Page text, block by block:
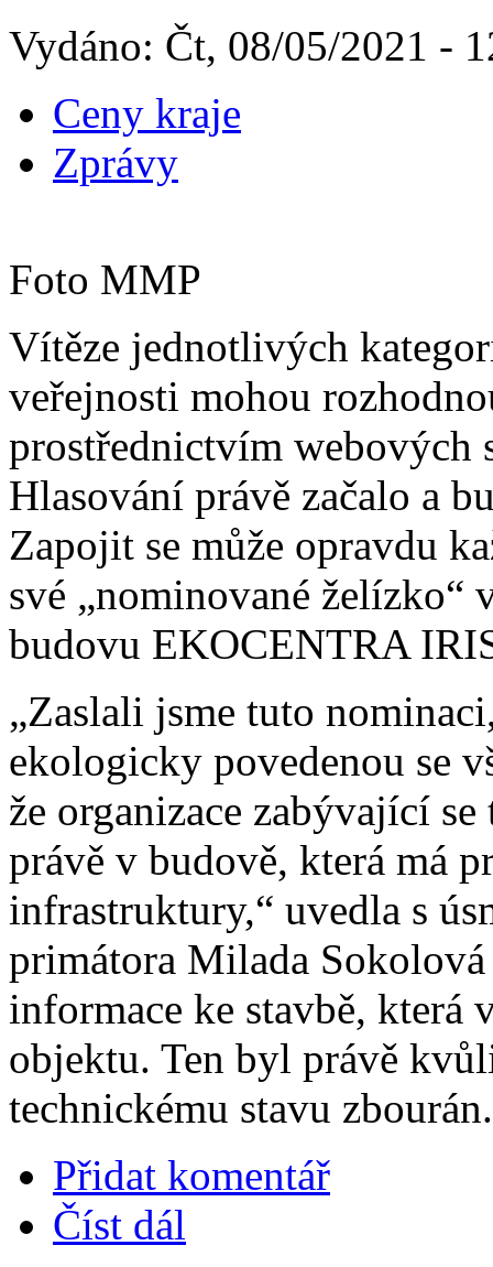
Vydáno: Čt, 08/05/2021 -
Ceny kraje
Zprávy
Foto MMP
Vítěze jednotlivých
veřejnosti mohou
prostřednictvím webových
Hlasování právě začalo a
Zapojit se může opravdu
své „nominované želízko“
budovu EKOCENTRA
„Zaslali jsme tuto
ekologicky povedenou se
že organizace zabývající
právě v budově, která má
infrastruktury,“ uvedla s
primátora Milada
informace ke stavbě, která
objektu. Ten byl právě
technickému stavu zbourán.
Přidat komentář
Číst dál